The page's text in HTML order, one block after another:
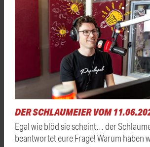
DER SCHLAUMEIER VOM
Egal wie blöd sie scheint… der
beantwortet eure Frage! Warum haben